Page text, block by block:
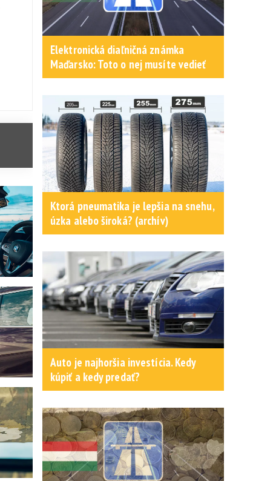
Elektronická diaľničná známka
Maďarsko: Toto o nej musíte vedieť
Ktorá pneumatika je lepšia na snehu,
úzka alebo široká? (archív)
Auto je najhoršia investícia. Kedy
kúpiť a kedy predať?